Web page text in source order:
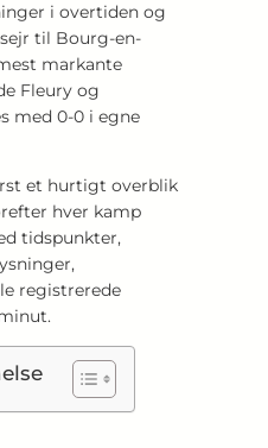
i overtiden og
til Bourg-en-
markante
Fleury og
med 0-0 i egne
et hurtigt overblik
hver kamp
tidspunkter,
registrerede